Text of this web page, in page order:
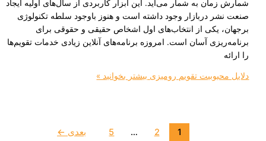
به شمار می‌آید. این ابزار کاربردی از سال‌های اولیه ایجاد
دربازار وجود داشته است و هنوز باوجود سلطه تکنولوژی
یکی از انتخاب‌های اول اشخاص حقیقی و حقوقی برای
آسان است. امروزه برنامه‌های آنلاین زیادی خدمات تقویم‌ها
تقویم رومیزیبیشتر بخوانید »
…
5 بعدی←